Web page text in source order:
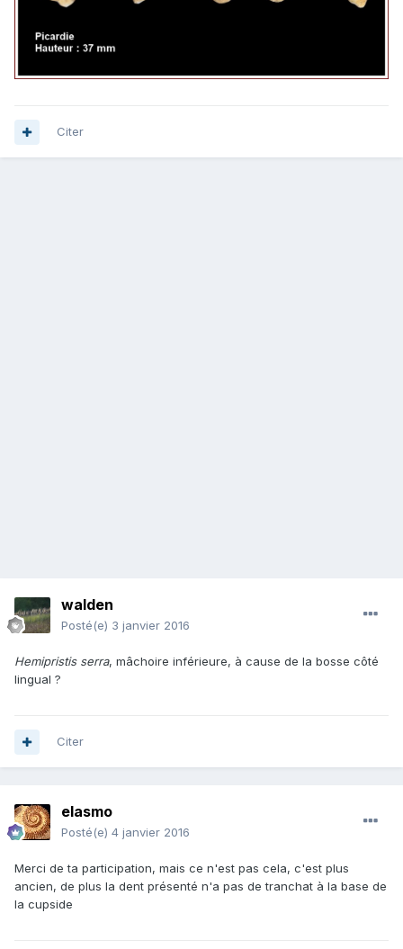
Citer
walden
Posté(e) 3 janvier 2016
Hemipristis serra, mâchoire inférieure, à cause de la bosse côté
lingual ?
Citer
elasmo
Posté(e) 4 janvier 2016
Merci de ta participation, mais ce n'est pas cela, c'est plus
ancien, de plus la dent présenté n'a pas de tranchat à la base de
la cupside